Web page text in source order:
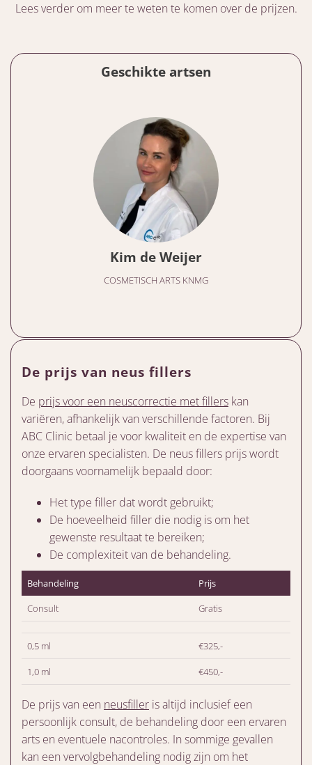
Lees verder om meer te weten te komen over de prijzen.
Geschikte artsen
Kim de Weijer
COSMETISCH ARTS KNMG
De prijs van neus fillers
De prijs voor een neuscorrectie met fillers kan
variëren, afhankelijk van verschillende factoren. Bij
ABC Clinic betaal je voor kwaliteit en de expertise van
onze ervaren specialisten. De neus fillers prijs wordt
doorgaans voornamelijk bepaald door:
Het type filler dat wordt gebruikt;
De hoeveelheid filler die nodig is om het
gewenste resultaat te bereiken;
De complexiteit van de behandeling.
Behandeling
Prijs
Consult
Gratis
0,5 ml €325,-
1,0 ml €450,-
De prijs van een neusfiller is altijd inclusief een
persoonlijk consult, de behandeling door een ervaren
arts en eventuele nacontroles. In sommige gevallen
kan een vervolgbehandeling nodig zijn om het